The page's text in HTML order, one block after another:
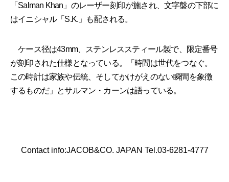
「Salman Khan」のレーザー刻印が施され、文字盤の下部に
はイニシャル「S.K.」も配される。
ケース径は43mm、ステンレススティール製で、限定番号
が刻印された仕様となっている。「時間は世代をつなぐ。
この時計は家族や伝統、そしてかけがえのない瞬間を象徴
するものだ」とサルマン・カーンは語っている。
Contact info:JACOB&CO. JAPAN Tel.03-6281-4777